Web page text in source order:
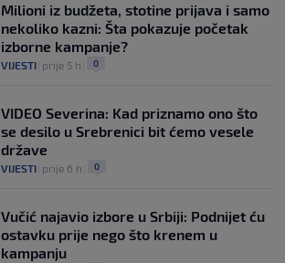
Milioni iz budžeta, stotine prijava i samo
nekoliko kazni: Šta pokazuje početak
izborne kampanje?
VIJESTI prije 5 h 0
VIDEO Severina: Kad priznamo ono što
se desilo u Srebrenici bit ćemo vesele
države
VIJESTI prije 6 h 0
Vučić najavio izbore u Srbiji: Podnijet ću
ostavku prije nego što krenem u
kampanju